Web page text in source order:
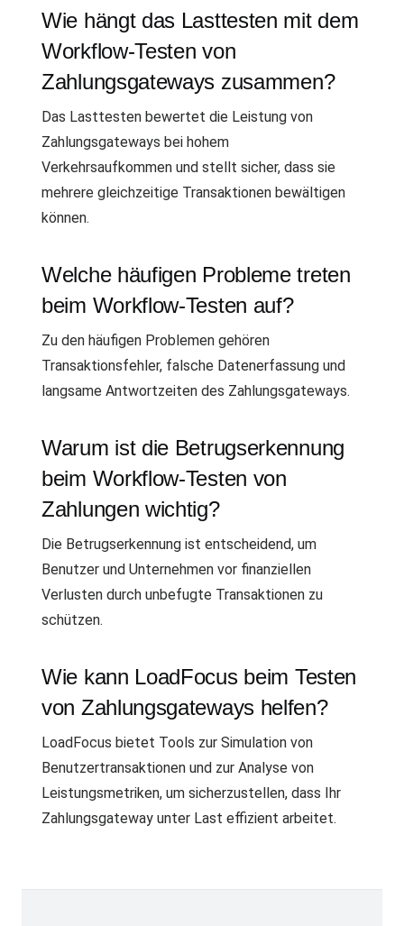
Wie hängt das Lasttesten mit dem
Workflow-Testen von
Zahlungsgateways zusammen?
Das Lasttesten bewertet die Leistung von
Zahlungsgateways bei hohem
Verkehrsaufkommen und stellt sicher, dass sie
mehrere gleichzeitige Transaktionen bewältigen
können.
Welche häufigen Probleme treten
beim Workflow-Testen auf?
Zu den häufigen Problemen gehören
Transaktionsfehler, falsche Datenerfassung und
langsame Antwortzeiten des Zahlungsgateways.
Warum ist die Betrugserkennung
beim Workflow-Testen von
Zahlungen wichtig?
Die Betrugserkennung ist entscheidend, um
Benutzer und Unternehmen vor finanziellen
Verlusten durch unbefugte Transaktionen zu
schützen.
Wie kann LoadFocus beim Testen
von Zahlungsgateways helfen?
LoadFocus bietet Tools zur Simulation von
Benutzertransaktionen und zur Analyse von
Leistungsmetriken, um sicherzustellen, dass Ihr
Zahlungsgateway unter Last effizient arbeitet.